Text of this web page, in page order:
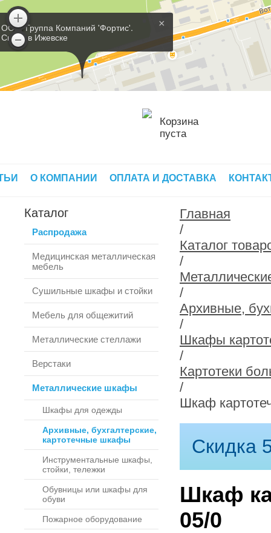
×
ООО 'Группа Компаний 'Фортис'.
Склад в Ижевске
Корзина
пуста
О КОМПАНИИ ОПЛАТА И ДОСТАВКА
Каталог
Распродажа
Медицинская металлическая
мебель
Сушильные шкафы и стойки
Мебель для общежитий
Металлические стеллажи
Верстаки
Металлические шкафы
Шкафы для одежды
Архивные, бухгалтерские,
картотечные шкафы
Инструментальные шкафы,
стойки, тележки
Обувницы или шкафы для
обуви
Пожарное оборудование
Главная
/
Каталог
/
/
Архивные,
/
Шкафы
/
Картотеки
/
Шкаф
Скидка
Шкаф
05/0